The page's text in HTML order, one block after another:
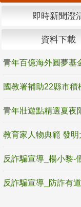
即時新聞澄
資料下載
反詐騙宣導_楊小黎-